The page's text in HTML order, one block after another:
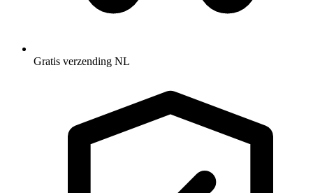
Gratis verzending NL